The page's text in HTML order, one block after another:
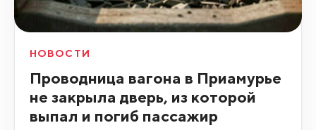
НОВОСТИ
Проводница вагона в Приамурье
не закрыла дверь, из которой
выпал и погиб пассажир